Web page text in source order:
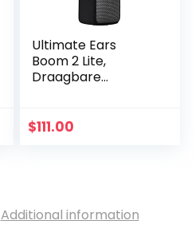
Ultimate Ears
Boom 2 Lite,
Draagbare
Geluid, Waterdicht
$111.00
Additional information